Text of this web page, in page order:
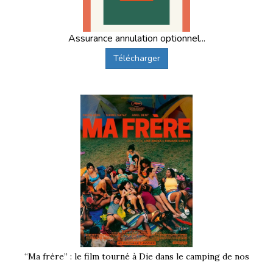
Assurance annulation optionnel...
Télécharger
“Ma frère” : le film tourné à Die dans le camping de nos